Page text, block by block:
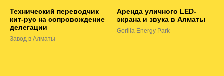
Технический переводчик
кит-рус на сопровождение
делегации
Завод в Алматы
Аренда уличного LED-
экрана и звука в Алматы
Gorilla Energy Park